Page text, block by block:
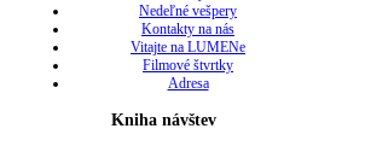
Nedeľné vešpery
Kontakty na nás
Vitajte na LUMENe
Filmové štvrtky
Adresa
Kniha návštev